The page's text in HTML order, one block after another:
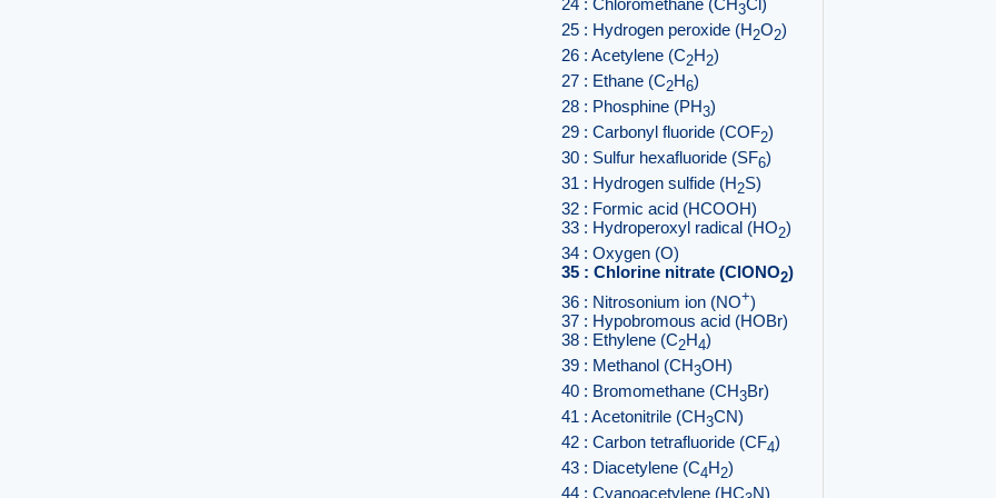
3
25 : Hydrogen peroxide (H2O2)
26 : Acetylene (C2H2)
27 : Ethane (C2H6)
28 : Phosphine (PH3)
29 : Carbonyl fluoride (COF2)
30 : Sulfur hexafluoride (SF6)
31 : Hydrogen sulfide (H2S)
32 : Formic acid (HCOOH)
33 : Hydroperoxyl radical (HO2)
34 : Oxygen (O)
35 : Chlorine nitrate (ClONO2)
36 : Nitrosonium ion (NO+)
37 : Hypobromous acid (HOBr)
38 : Ethylene (C2H4)
39 : Methanol (CH3OH)
40 : Bromomethane (CH3Br)
41 : Acetonitrile (CH3CN)
42 : Carbon tetrafluoride (CF4)
43 : Diacetylene (C4H2)
44 : Cyanoacetylene (HC N)